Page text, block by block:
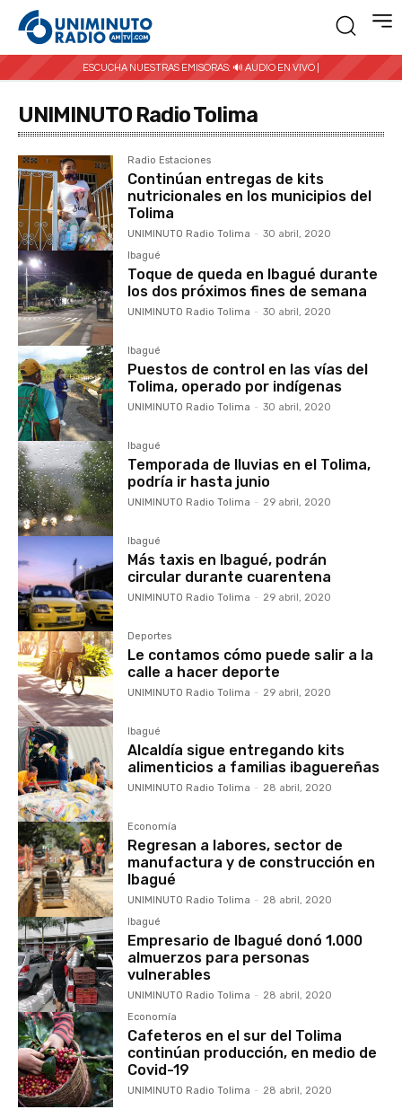
ESCUCHA NUESTRAS EMISORAS: 🔊 AUDIO EN VIVO |
UNIMINUTO Radio Tolima
Radio Estaciones
Continúan entregas de kits
nutricionales en los municipios del
Tolima
UNIMINUTO Radio Tolima - 30 abril, 2020
Ibagué
Toque de queda en Ibagué durante
los dos próximos fines de semana
UNIMINUTO Radio Tolima - 30 abril, 2020
Ibagué
Puestos de control en las vías del
Tolima, operado por indígenas
UNIMINUTO Radio Tolima - 30 abril, 2020
Ibagué
Temporada de lluvias en el Tolima,
podría ir hasta junio
UNIMINUTO Radio Tolima - 29 abril, 2020
Ibagué
Más taxis en Ibagué, podrán
circular durante cuarentena
UNIMINUTO Radio Tolima - 29 abril, 2020
Deportes
Le contamos cómo puede salir a la
calle a hacer deporte
UNIMINUTO Radio Tolima - 29 abril, 2020
Ibagué
Alcaldía sigue entregando kits
alimenticios a familias ibaguereñas
UNIMINUTO Radio Tolima - 28 abril, 2020
Economía
Regresan a labores, sector de
manufactura y de construcción en
Ibagué
UNIMINUTO Radio Tolima - 28 abril, 2020
Ibagué
Empresario de Ibagué donó 1.000
almuerzos para personas
vulnerables
UNIMINUTO Radio Tolima - 28 abril, 2020
Economía
Cafeteros en el sur del Tolima
continúan producción, en medio de
Covid-19
UNIMINUTO Radio Tolima - 28 abril, 2020